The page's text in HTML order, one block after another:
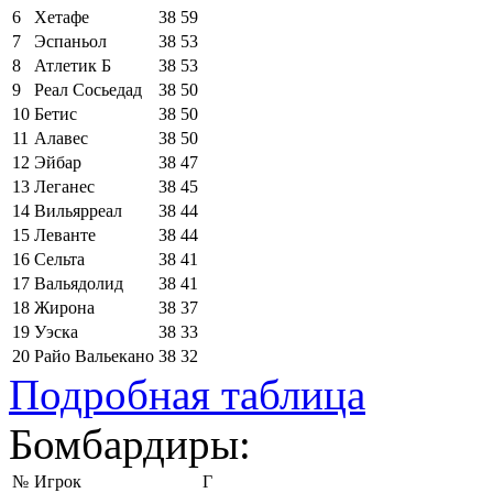
6
Хетафе 38 59
7
Эспаньол 38 53
8
Атлетик Б 38 53
9
Реал Сосьедад 38 50
10 Бетис 38 50
11 Алавес 38 50
12 Эйбар 38 47
13 Леганес 38 45
14 Вильярреал 38 44
15 Леванте 38 44
16 Сельта 38 41
17 Вальядолид 38 41
18 Жирона 38 37
19 Уэска 38 33
20 Райо Вальекано 38 32
Подробная таблица
Бомбардиры:
№ Игрок Г